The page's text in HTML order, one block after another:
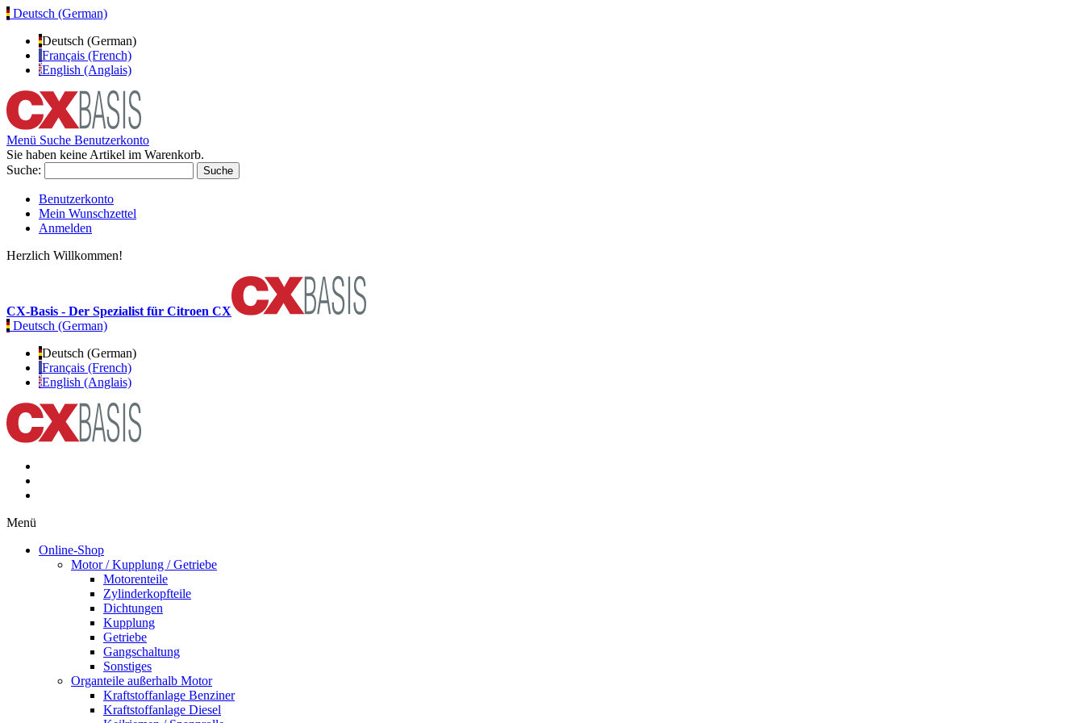
Deutsch (German)
Deutsch (German)
Français (French)
English (Anglais)
Menü Suche Benutzerkonto
Sie haben keine Artikel im Warenkorb.
Suche:
Suche
Benutzerkonto
Mein Wunschzettel
Anmelden
Herzlich Willkommen!
CX-Basis - Der Spezialist für Citroen CX
Deutsch (German)
Deutsch (German)
Français (French)
English (Anglais)
Menü
Online-Shop
Motor / Kupplung / Getriebe
Motorenteile
Zylinderkopfteile
Dichtungen
Kupplung
Getriebe
Gangschaltung
Sonstiges
Organteile außerhalb Motor
Kraftstoffanlage Benziner
Kraftstoffanlage Diesel